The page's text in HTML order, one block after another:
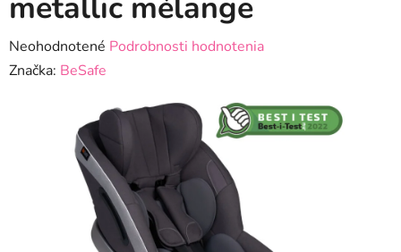
Priemerné
hodnotenie
Neohodnotené Podrobnosti hodnotenia
Značka: BeSafe